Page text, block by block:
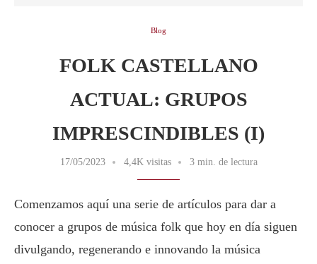
Blog
FOLK CASTELLANO
ACTUAL: GRUPOS
IMPRESCINDIBLES (I)
17/05/2023 4,4K visitas 3 min. de lectura
Comenzamos aquí una serie de artículos para dar a
conocer a grupos de música folk que hoy en día siguen
divulgando, regenerando e innovando la música